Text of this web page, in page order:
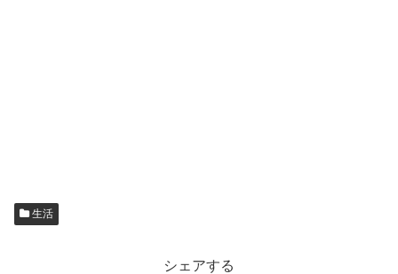
生活
シェアする